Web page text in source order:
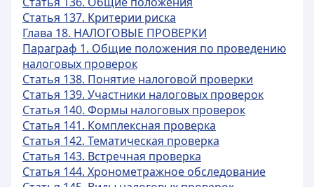
Статья 137. Критерии риска
Глава 18. НАЛОГОВЫЕ ПРОВЕРКИ
Параграф 1. Общие положения по проведению
налоговых проверок
Статья 138. Понятие налоговой проверки
Статья 139. Участники налоговых проверок
Статья 140. Формы налоговых проверок
Статья 141. Комплексная проверка
Статья 142. Тематическая проверка
Статья 143. Встречная проверка
Статья 144. Хронометражное обследование